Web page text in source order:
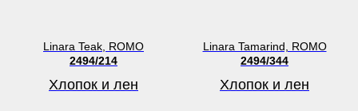
Linara Teak, ROMO
2494/214
Хлопок и лен
Linara Tamarind, ROMO
2494/344
Хлопок и лен